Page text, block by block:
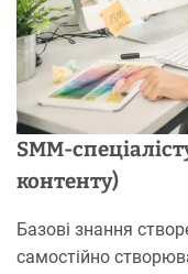
SMM-
контенту)
Базові знання
самостійно